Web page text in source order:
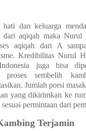
dan keluarga
dari aqiqah maka Nurul
aqiqah dari A
Kredibilitas Nurul
juga bisa
proses sembelih
Jumlah porsi
yang dikirimkan ke
permintaan dari
Terjamin